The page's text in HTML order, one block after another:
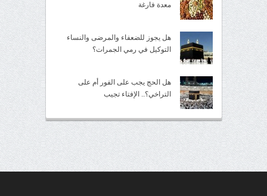
معدة فارغة
هل يجوز للضعفاء والمرضى والنساء
التوكيل في رمي الجمرات؟
هل الحج يجب على الفور أم على
التراخي؟.. الإفتاء تجيب